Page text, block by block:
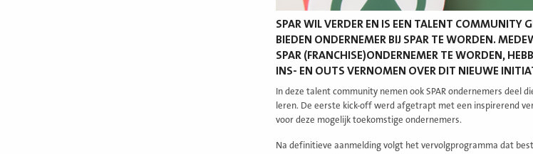
SPAR WIL VERDER EN IS EEN TALENT COMMUNITY
BIEDEN ONDERNEMER BIJ SPAR TE WORDEN.
SPAR (FRANCHISE)ONDERNEMER TE WORDEN,
INS- EN OUTS VERNOMEN OVER DIT NIEUWE
In deze talent community nemen ook SPAR ondernemers deel
leren. De eerste kick-off werd afgetrapt met een inspirerend
voor deze mogelijk toekomstige ondernemers.
Na definitieve aanmelding volgt het vervolgprogramma dat